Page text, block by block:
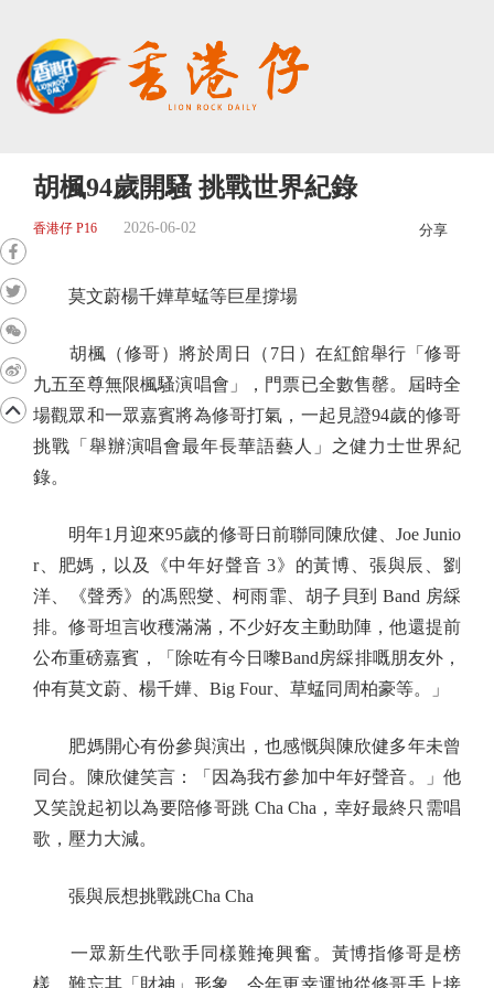
胡楓94歲開騷 挑戰世界紀錄
香港仔 P16 2026-06-02 分享
莫文蔚楊千嬅草蜢等巨星撐場
胡楓（修哥）將於周日（7日）在紅館舉行「修哥
九五至尊無限楓騷演唱會」，門票已全數售罄。屆時全
場觀眾和一眾嘉賓將為修哥打氣，一起見證94歲的修哥
挑戰「舉辦演唱會最年長華語藝人」之健力士世界紀
錄。
明年1月迎來95歲的修哥日前聯同陳欣健、Joe Junio
r、肥媽，以及《中年好聲音 3》的黃博、張與辰、劉
洋、《聲秀》的馮熙燮、柯雨霏、胡子貝到 Band 房綵
排。修哥坦言收穫滿滿，不少好友主動助陣，他還提前
公布重磅嘉賓，「除咗有今日嚟Band房綵排嘅朋友外，
仲有莫文蔚、楊千嬅、Big Four、草蜢同周柏豪等。」
肥媽開心有份參與演出，也感慨與陳欣健多年未曾
同台。陳欣健笑言：「因為我冇參加中年好聲音。」他
又笑說起初以為要陪修哥跳 Cha Cha，幸好最終只需唱
歌，壓力大減。
張與辰想挑戰跳Cha Cha
一眾新生代歌手同樣難掩興奮。黃博指修哥是榜
樣，難忘其「財神」形象，今年更幸運地從修哥手上接